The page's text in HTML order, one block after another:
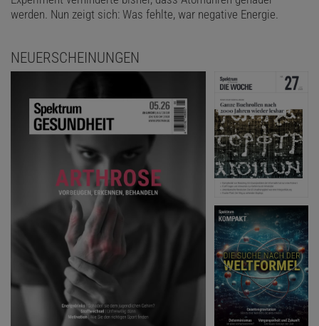
werden. Nun zeigt sich: Was fehlte, war negative Energie.
NEUERSCHEINUNGEN